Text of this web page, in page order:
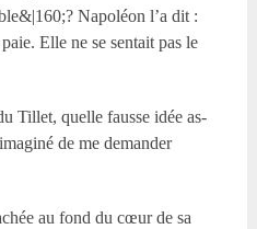
Napoléon l’a dit :
Elle ne se sentait pas le
Tillet, quelle fausse idée as-
de me demander
au fond du cœur de sa